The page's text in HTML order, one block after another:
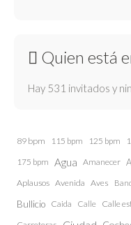
Quien está
Hay 531 invitados y
89 bpm 115 bpm 125 bpm
175 bpm Agua Amanecer
Aplausos Avenida Aves
Bullicio Caida Calle Calle